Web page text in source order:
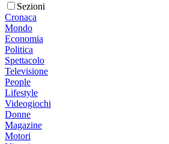
Sezioni
Cronaca
Mondo
Economia
Politica
Spettacolo
Televisione
People
Lifestyle
Videogiochi
Donne
Magazine
Motori